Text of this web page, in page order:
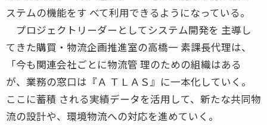
ステムの機能をす べて利用できるようになっている。
プロジェクトリーダーとしてシステム開発を 主導し
てきた購買・物流企画推進室の高橋一 素課長代理は、
「今も関連会社ごとに物流管 理のための組織はある
が、業務の窓口は『Ａ ＴＬＡＳ』に一本化していく。
ここに蓄積 される実績データを活用して、新たな共同物
流の設計や、環境物流への対応を進めていく。